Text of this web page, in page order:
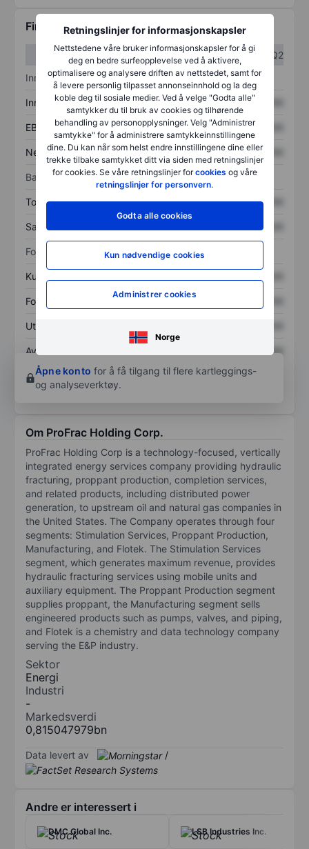
Retningslinjer for informasjonskapsler
Nettstedene våre bruker informasjonskapsler for å gi
deg en bedre surfeopplevelse ved å aktivere,
optimalisere og analysere driften av nettstedet, samt for
å levere personlig tilpasset annonseinnhold og la deg
koble deg til sosiale medier. Ved å velge "Godta alle"
samtykker du til bruk av cookies og tilhørende
behandling av personopplysninger. Velg "Administrer
samtykke" for å administrere samtykkeinnstillingene
dine. Du kan når som helst endre innstillingene dine eller
trekke tilbake samtykket ditt via siden med retningslinjer
for cookies. Se våre retningslinjer forcookies og våre
retningslinjer for personvern.
Godta alle cookies
Kun nødvendige cookies
Administrer cookies
Norge
Finansiell informasjon
Q1
Q2
Inntektsoversikt
Inntekter XXXXXXX XXXXXXX
EBITDA XXXXXXX XXXXXXX
Nettoinntekt XXXXXXX XXXXXXX
Balanse
Totale eiendeler XXXXXXX XXXXXXX
Samlet gjeld XXXXXXX
Forholdstall
Kurs/salg
Fortjeneste per aksje XXXXXXX
Utbytte per aksje
Avkastning på
egenkapital
XXXXXXX
Åpne konto for å få tilgang til flere kartleggings-
og analyseverktøy.
Om ProFrac Holding Corp.
ProFrac Holding Corp is a technology-focused, vertically
integrated energy services company providing hydraulic
fracturing, proppant production, completion services,
and related products, including distributed power
generation, to upstream oil and natural gas companies in
the United States. The Company operates through four
segments: Stimulation Services, Proppant Production,
Manufacturing, and Flotek. The Stimulation Services
segment, which generates maximum revenue, provides
hydraulic fracturing services using mobile units and
auxiliary equipment. The Proppant Production segment
supplies proppant, the Manufacturing segment sells
engineered products such as pumps, valves, and piping,
and Flotek is a chemistry and data technology company
serving the E&P industry.
Sektor
Energi
Industri
-
Markedsverdi
0,815047979bn
Data levert av /
Andre er interessert i
DMC Global Inc. LSB Industries Inc.